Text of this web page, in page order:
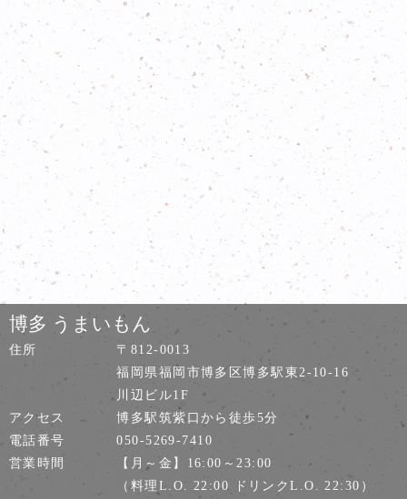
博多 うまいもん
住所
〒812-0013
福岡県福岡市博多区博多駅東2-10-16
川辺ビル1F
アクセス
博多駅筑紫口から徒歩5分
電話番号
050-5269-7410
営業時間
【月～金】16:00～23:00
（料理L.O. 22:00 ドリンクL.O. 22:30）